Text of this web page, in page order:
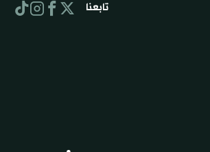
تابعنا